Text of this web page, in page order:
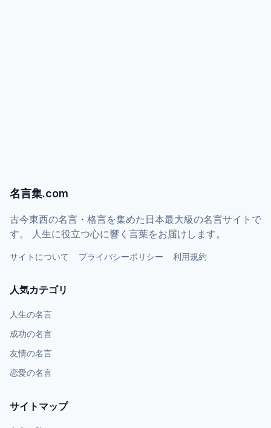
名言集.com
古今東西の名言・格言を集めた日本最大級の名言サイトで
す。 人生に役立つ心に響く言葉をお届けします。
サイトについて プライバシーポリシー 利用規約
人気カテゴリ
人生の名言
成功の名言
友情の名言
恋愛の名言
サイトマップ